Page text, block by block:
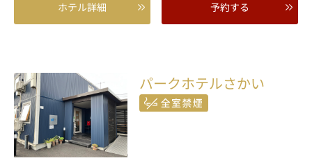
ホテル詳細 予約する
パークホテルさかい